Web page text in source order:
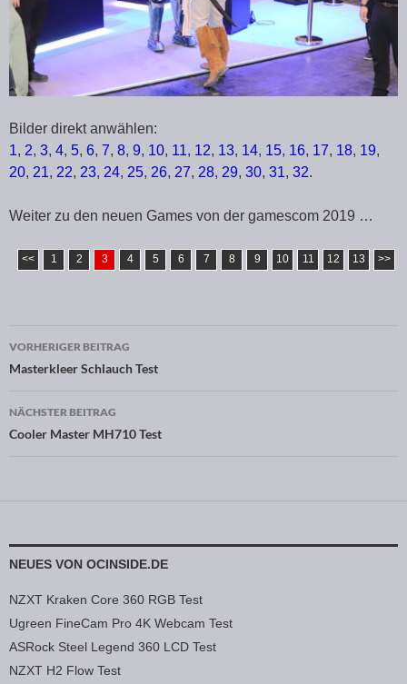
Bilder direkt anwählen:
1, 2, 3, 4, 5, 6, 7, 8, 9, 10, 11, 12, 13, 14, 15, 16, 17, 18, 19,
20, 21, 22, 23, 24, 25, 26, 27, 28, 29, 30, 31, 32.
Weiter zu den neuen Games von der gamescom 2019 …
<< 1 2 3 4 5 6 7 8 9 10 11 12 13 >>
Beitragsnavigation
VORHERIGER BEITRAG
Masterkleer Schlauch Test
NÄCHSTER BEITRAG
Cooler Master MH710 Test
NEUES VON OCINSIDE.DE
NZXT Kraken Core 360 RGB Test
Ugreen FineCam Pro 4K Webcam Test
ASRock Steel Legend 360 LCD Test
NZXT H2 Flow Test